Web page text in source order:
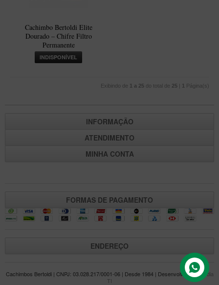
Cachimbo Bertoldi Elite
Dourado – Chifre Filtro
Permanente
INDISPONÍVEL
Exibindo de 1 a 25 do total de 25 | 1 Página(s)
INFORMAÇÃO
ATENDIMENTO
MINHA CONTA
FORMAS DE PAGAMENTO
ENDEREÇO
Cachimbos Bertoldi | CNPJ: 03.028.217/0001-06 | Desde 1984 | Desenvolvido porMídia
TI